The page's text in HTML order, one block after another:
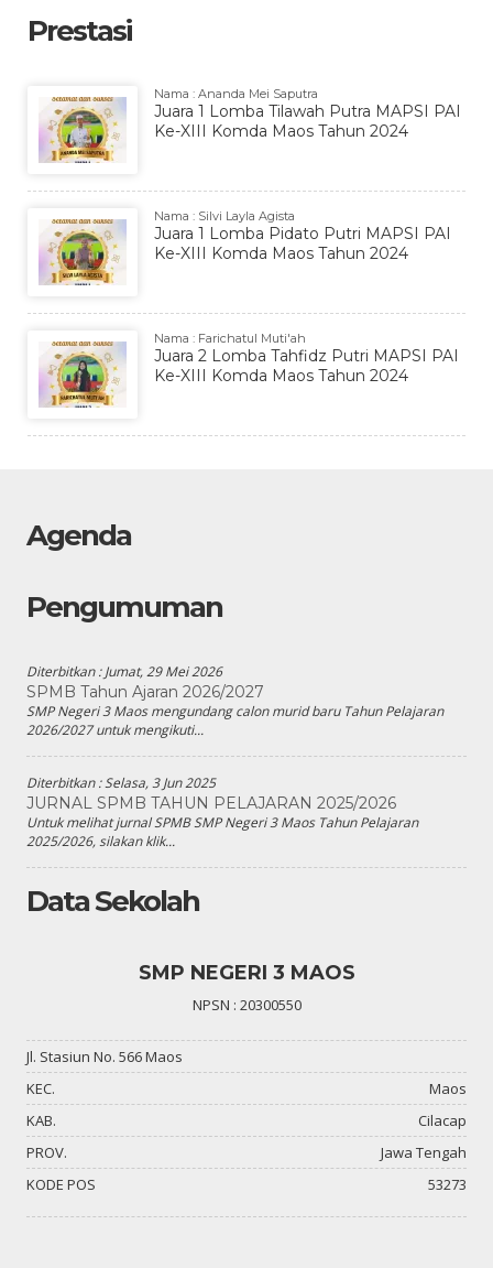
Prestasi
Nama : Ananda Mei Saputra
Juara 1 Lomba Tilawah Putra MAPSI PAI
Ke-XIII Komda Maos Tahun 2024
Nama : Silvi Layla Agista
Juara 1 Lomba Pidato Putri MAPSI PAI
Ke-XIII Komda Maos Tahun 2024
Nama : Farichatul Muti'ah
Juara 2 Lomba Tahfidz Putri MAPSI PAI
Ke-XIII Komda Maos Tahun 2024
Agenda
Pengumuman
Diterbitkan :Jumat, 29 Mei 2026
SPMB Tahun Ajaran 2026/2027
SMP Negeri 3 Maos mengundang calon murid baru Tahun Pelajaran
2026/2027 untuk mengikuti...
Diterbitkan :Selasa, 3 Jun 2025
JURNAL SPMB TAHUN PELAJARAN 2025/2026
Untuk melihat jurnal SPMB SMP Negeri 3 Maos Tahun Pelajaran
2025/2026, silakan klik...
Data Sekolah
SMP NEGERI 3 MAOS
NPSN : 20300550
Jl. Stasiun No. 566 Maos
KEC.
Maos
KAB.
Cilacap
PROV.
Jawa Tengah
KODE POS
53273